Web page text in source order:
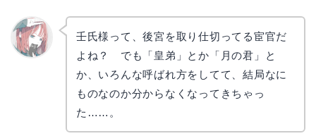
壬氏様って、後宮を取り仕切ってる宦官だ
よね？ でも「皇弟」とか「月の君」と
か、いろんな呼ばれ方をしてて、結局なに
ものなのか分からなくなってきちゃっ
た……。